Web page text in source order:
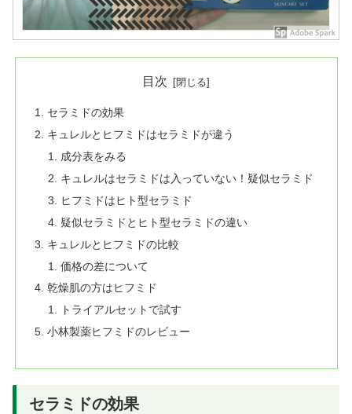
目次
セラミドの効果
キュレルとヒフミドはセラミドが違う
成分表をみる
キュレルはセラミドは入っていない！疑似セラミド
ヒフミドはヒト型セラミド
疑似セラミドとヒト型セラミドの違い
キュレルとヒフミドの比較
価格の差について
乾燥肌の方はヒフミド
トライアルセットで試す
小林製薬ヒフミドのレビュー
セラミドの効果